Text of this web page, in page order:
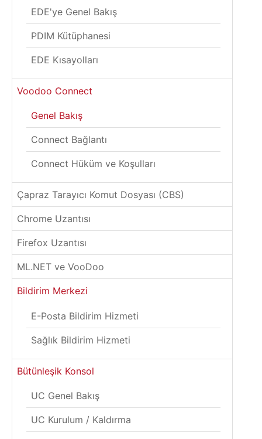
EDE'ye Genel Bakış
PDIM Kütüphanesi
EDE Kısayolları
Voodoo Connect
Genel Bakış
Connect Bağlantı
Connect Hüküm ve Koşulları
Çapraz Tarayıcı Komut Dosyası (CBS)
Chrome Uzantısı
Firefox Uzantısı
ML.NET ve VooDoo
Bildirim Merkezi
E-Posta Bildirim Hizmeti
Sağlık Bildirim Hizmeti
Bütünleşik Konsol
UC Genel Bakış
UC Kurulum / Kaldırma